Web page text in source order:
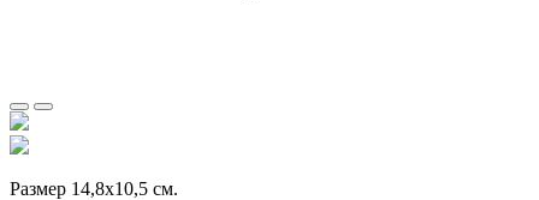
Размер 14,8х10,5 см.